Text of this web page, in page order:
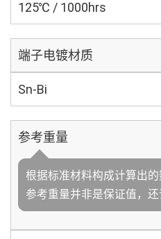
125℃ / 1000hrs
端子电镀材质
Sn-Bi
参考重量
根据标准材料构成计算出的
参考重量并非是保证值，还